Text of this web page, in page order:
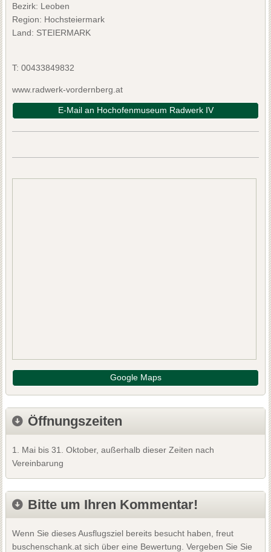
Bezirk: Leoben
Region: Hochsteiermark
Land: STEIERMARK
T: 00433849832
www.radwerk-vordernberg.at
E-Mail an Hochofenmuseum Radwerk IV
Google Maps
Öffnungszeiten
1. Mai bis 31. Oktober, außerhalb dieser Zeiten nach
Vereinbarung
Bitte um Ihren Kommentar!
Wenn Sie dieses Ausflugsziel bereits besucht haben, freut
buschenschank.at sich über eine Bewertung. Vergeben Sie Sie